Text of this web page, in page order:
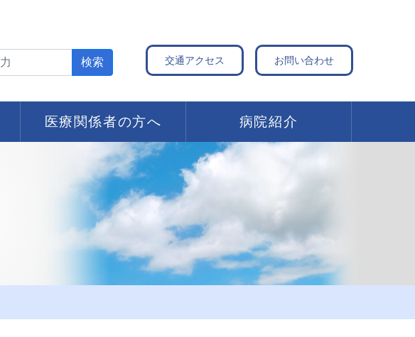
検索 交通アクセス お問い合わせ
医療関係者の方へ 病院紹介